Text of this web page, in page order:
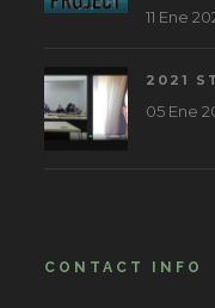
11 Ene
2021
05 Ene
CONTACT INFO